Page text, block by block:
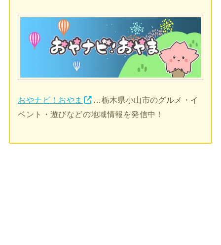
おやナビ！おやま
…栃木県小山市のグルメ・イ
ベント・遊びなどの地域情報を発信中！